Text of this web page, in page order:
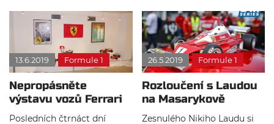
13.6.2019 Formule 1
Nepropásněte
výstavu vozů Ferrari
F1
Posledních čtrnáct dní
26.5.2019 Formule 1
Rozloučení s Laudou
na Masarykově
okruhu
Zesnulého Nikiho Laudu si